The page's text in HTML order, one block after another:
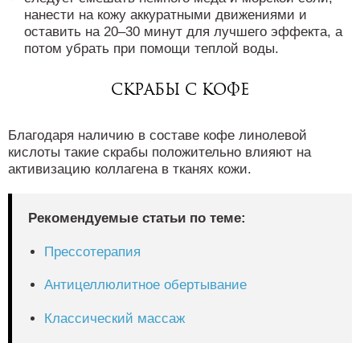
нанести на кожу аккуратными движениями и
оставить на 20–30 минут для лучшего эффекта, а
потом убрать при помощи теплой воды.
Скрабы с кофе
Благодаря наличию в составе кофе линолевой
кислоты такие скрабы положительно влияют на
активизацию коллагена в тканях кожи.
Рекомендуемые статьи по теме:
Прессотерапия
Антицеллюлитное обертывание
Классический массаж